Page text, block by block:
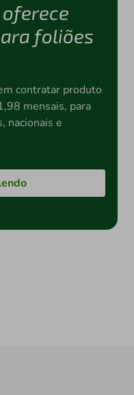
foliões
contratar produto
mensais, para
nacionais e